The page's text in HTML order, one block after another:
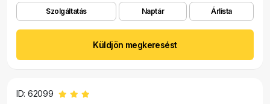
Szolgáltatás Naptár Árlista
Küldjön megkeresést
ID: 62099